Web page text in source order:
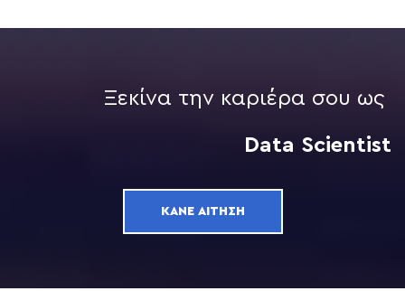
Ξεκίνα την καριέρα σου ως
Data Scientist
ΚΆΝΕ ΑΊΤΗΣΗ